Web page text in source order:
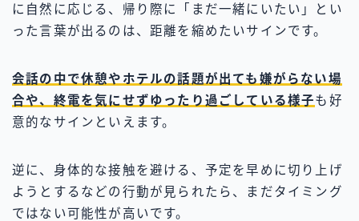
に自然に応じる、帰り際に「まだ一緒にいたい」とい
った言葉が出るのは、距離を縮めたいサインです。
会話の中で休憩やホテルの話題が出ても嫌がらない場
合や、終電を気にせずゆったり過ごしている様子も好
意的なサインといえます。
逆に、身体的な接触を避ける、予定を早めに切り上げ
ようとするなどの行動が見られたら、まだタイミング
ではない可能性が高いです。